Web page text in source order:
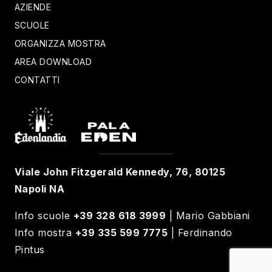
AZIENDE
SCUOLE
ORGANIZZA MOSTRA
AREA DOWNLOAD
CONTATTI
Viale John Fitzgerald Kennedy, 76, 80125
Napoli NA
Info scuole +39 328 618 3999 | Mario Gabbiani
Info mostra +39 335 599 7775 | Ferdinando
Pintus